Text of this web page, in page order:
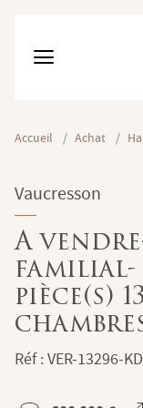
Accueil / Achat /
Vaucresson
A
familial-
pièce(s)
Réf : VER-13296-KD